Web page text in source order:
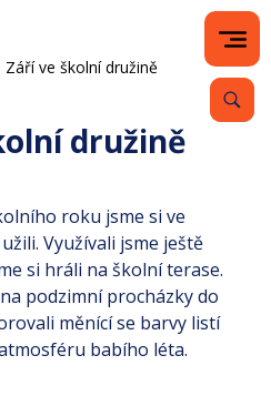
Září ve školní družině
družině
roku jsme si ve
Využívali jsme ještě
si hráli na školní terase.
podzimní procházky do
měnící se barvy listí
babího léta.